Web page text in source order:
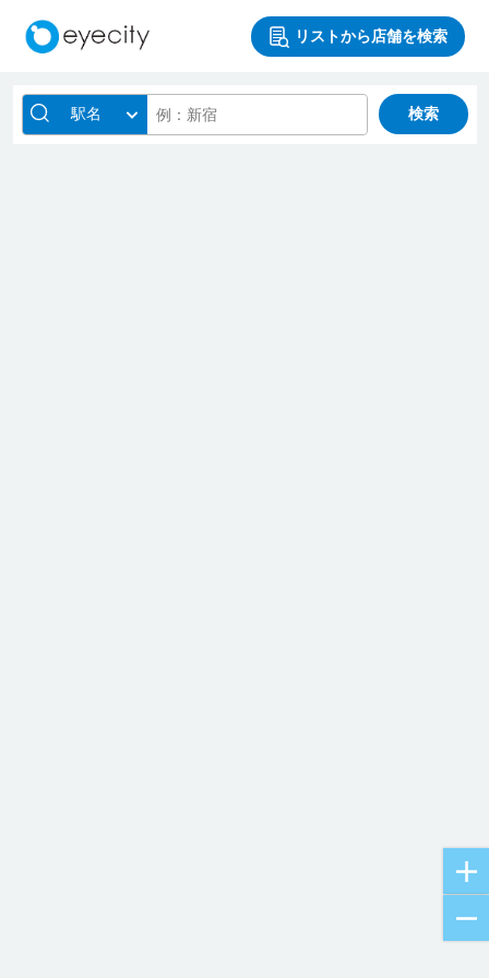
リストから店舗を検索
駅名 検索